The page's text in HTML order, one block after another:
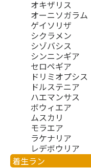
オキザリス
オーニソガラム
ゲイソリザ
シクラメン
シゾバシス
シンニンギア
セロペギア
ドリミオプシス
ドルステニア
ハエマンサス
ボウィエア
ムスカリ
モラエア
ラケナリア
レデボウリア
着生ラン